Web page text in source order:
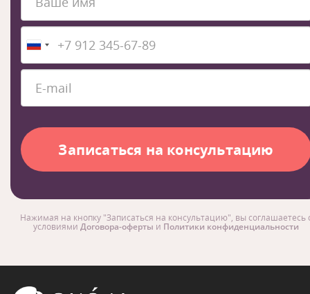
Нажимая на кнопку "Записаться на консультацию", вы соглашаетесь
условиями Договора-оферты и Политики конфиденциальности